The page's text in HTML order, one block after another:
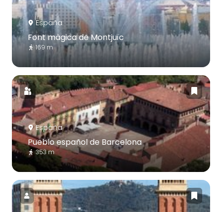
España
Font màgica de Montjuïc
169 m
España
Pueblo español de Barcelona
353 m